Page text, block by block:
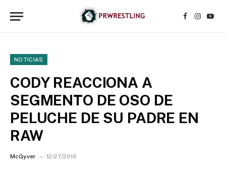
Facebook
NOTICIAS
CODY REACCIONA A
SEGMENTO DE OSO DE
PELUCHE DE SU PADRE EN
RAW
McGyver 12/27/2016